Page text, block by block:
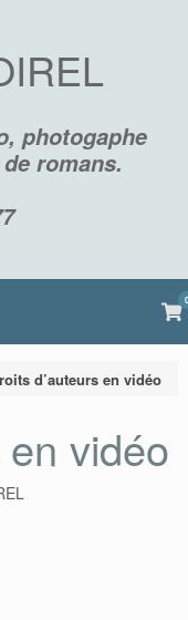
photogaphe
romans.
0
d’auteurs en vidéo
en vidéo